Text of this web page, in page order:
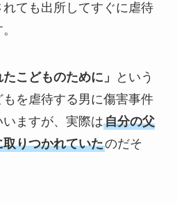
ても出所してすぐに虐待
たこどものために」
という
を虐待する男に傷害事件
ますが、実際は自分の父
りつかれていたのだそ